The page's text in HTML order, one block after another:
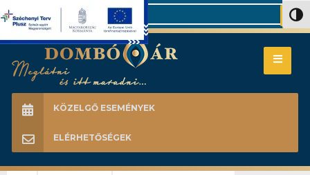
Search
KÖZELGŐ ESEMÉNYEK
ELÉRHETŐSÉGEK